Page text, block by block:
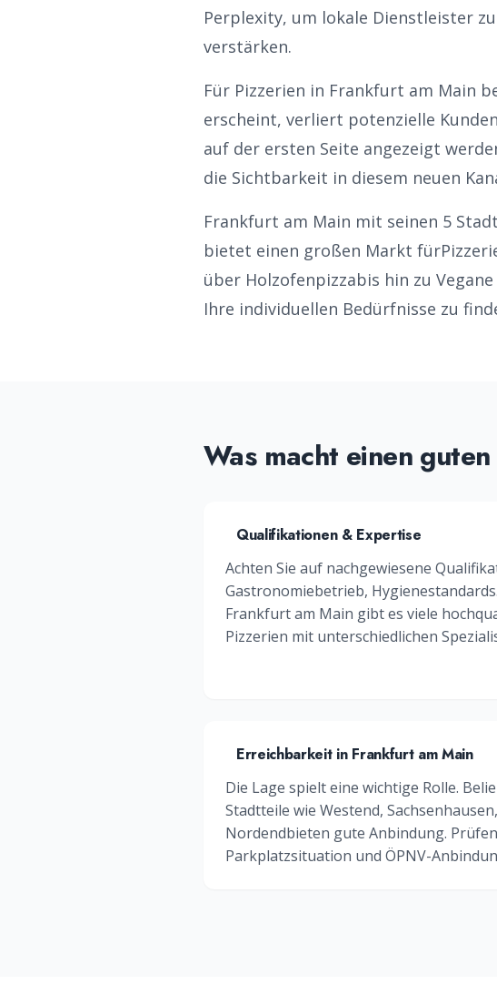
Perplexity, um lokale Dienstleister
verstärken.
Für Pizzerien in Frankfurt am Main
erscheint, verliert potenzielle
auf der ersten Seite angezeigt
die Sichtbarkeit in diesem neuen
Frankfurt am Main mit seinen 5
bietet einen großen Markt für
über Holzofenpizzabis hin zu
Ihre individuellen Bedürfnisse zu
Was macht einen guten
Qualifikationen & Expertise
Achten Sie auf nachgewiesene
Gastronomiebetrieb, Hygienestandards
Frankfurt am Main gibt es viele
Pizzerien mit unterschiedlichen
Erreichbarkeit in Frankfurt am Main
Die Lage spielt eine wichtige Rolle.
Stadtteile wie Westend, Sachsenhausen,
Nordendbieten gute Anbindung.
Parkplatzsituation und ÖPNV-